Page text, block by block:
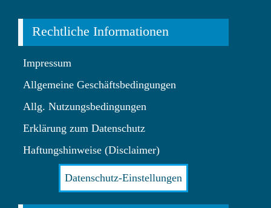
Rechtliche Informationen
Impressum
Allgemeine Geschäftsbedingungen
Allg. Nutzungsbedingungen
Erklärung zum Datenschutz
Haftungshinweise (Disclaimer)
Datenschutz-Einstellungen